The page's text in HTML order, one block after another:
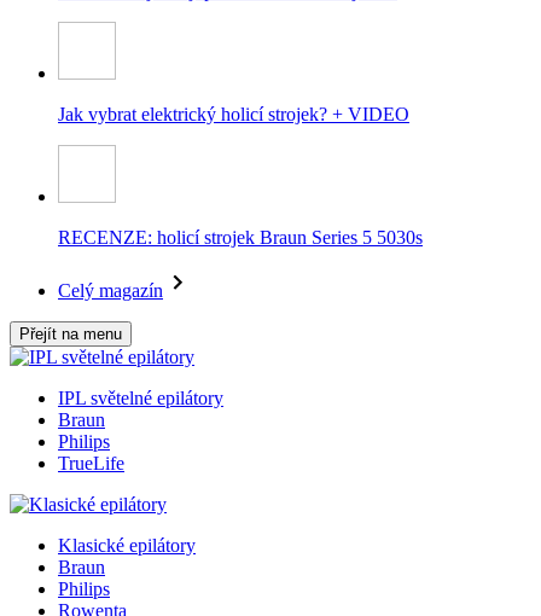
Jak vybrat elektrický holicí strojek? + VIDEO
RECENZE: holicí strojek Braun Series 5 5030s
Celý magazín
Přejít na menu
IPL světelné epilátory
Braun
Philips
TrueLife
Klasické epilátory
Braun
Philips
Rowenta